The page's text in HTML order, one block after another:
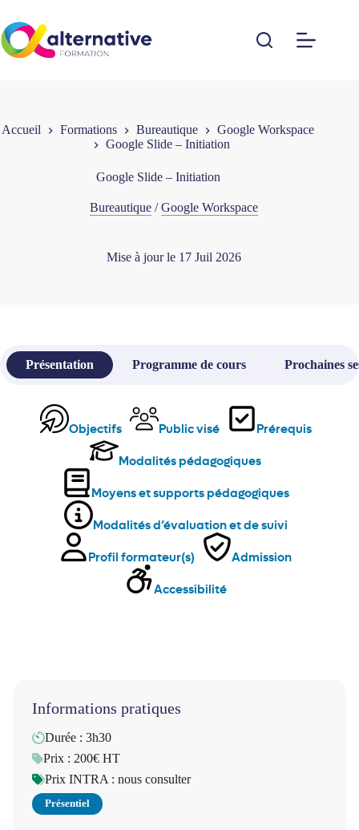
contenu
Accueil Formations Bureautique
Google Workspace
Google Slide – Initiation
Google Slide – Initiation
Bureautique /Google Workspace
Mise à jour le 17 Juil 2026
Présentation Programme de cours Prochaines
Objectifs Public visé Prérequis
Modalités pédagogiques
Moyens et supports pédagogiques
Modalités d’évaluation et de suivi
Profil formateur(s) Admission
Accessibilité
Informations pratiques
Durée : 3h30
Prix : 200€ HT
Prix INTRA : nous consulter
Présentiel